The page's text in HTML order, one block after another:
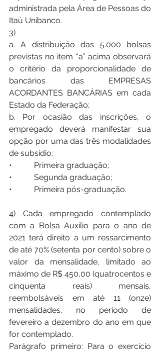
administrada pela Área de Pessoas do
Itaú Unibanco.
3)
a. A distribuição das 5.000 bolsas
previstas no item “a” acima observará
o critério da proporcionalidade de
bancários das EMPRESAS
ACORDANTES BANCÁRIAS em cada
Estado da Federação;
b. Por ocasião das inscrições, o
empregado deverá manifestar sua
opção por uma das três modalidades
de subsídio:
•           Primeira graduação;
•           Segunda graduação;
•           Primeira pós-graduação.
4) Cada empregado contemplado
com a Bolsa Auxílio para o ano de
2021 terá direito a um ressarcimento
de até 70% (setenta por cento) sobre o
valor da mensalidade, limitado ao
máximo de R$ 450,00 (quatrocentos e
cinquenta reais) mensais,
reembolsáveis em até 11 (onze)
mensalidades, no período de
fevereiro a dezembro do ano em que
for contemplado.
Parágrafo primeiro: Para o exercício